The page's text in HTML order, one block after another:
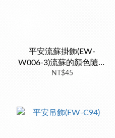
平安流蘇掛飾(EW-
W006-3)流蘇的顏色隨機
出貨
NT$45